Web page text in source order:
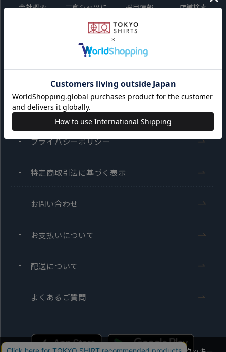
会社概要
東京シャツに
採用情報 店舗検索
ご利用ガイド
サイト利用規約
会員利用規約
プライバシーポリシー
特定商取引法に基づく表示
お問い合わせ
お支払いについて
配送について
よくあるご質問